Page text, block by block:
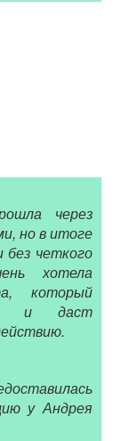
через
но в итоге
без четкого
хотела
который
и даст
у Андрея